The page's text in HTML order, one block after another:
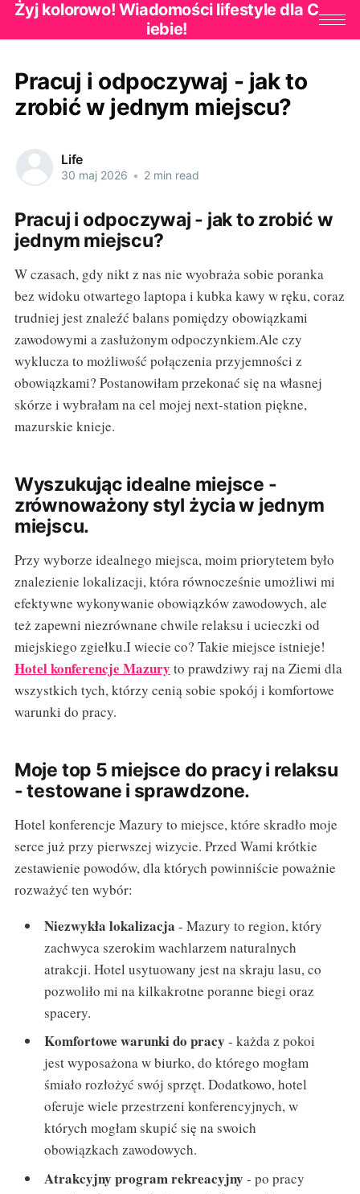
Żyj kolorowo! Wiadomości lifestyle dla C
iebie!
Pracuj i odpoczywaj - jak to
zrobić w jednym miejscu?
Life
30 maj 2026 • 2 min read
Pracuj i odpoczywaj - jak to zrobić w
jednym miejscu?
W czasach, gdy nikt z nas nie wyobraża sobie poranka
bez widoku otwartego laptopa i kubka kawy w ręku, coraz
trudniej jest znaleźć balans pomiędzy obowiązkami
zawodowymi a zasłużonym odpoczynkiem.Ale czy
wyklucza to możliwość połączenia przyjemności z
obowiązkami? Postanowiłam przekonać się na własnej
skórze i wybrałam na cel mojej next-station piękne,
mazurskie knieje.
Wyszukując idealne miejsce -
zrównoważony styl życia w jednym
miejscu.
Przy wyborze idealnego miejsca, moim priorytetem było
znalezienie lokalizacji, która równocześnie umożliwi mi
efektywne wykonywanie obowiązków zawodowych, ale
też zapewni niezrównane chwile relaksu i ucieczki od
miejskiego zgiełku.I wiecie co? Takie miejsce istnieje!
Hotel konferencje Mazury to prawdziwy raj na Ziemi dla
wszystkich tych, którzy cenią sobie spokój i komfortowe
warunki do pracy.
Moje top 5 miejsce do pracy i relaksu
- testowane i sprawdzone.
Hotel konferencje Mazury to miejsce, które skradło moje
serce już przy pierwszej wizycie. Przed Wami krótkie
zestawienie powodów, dla których powinniście poważnie
rozważyć ten wybór:
Niezwykła lokalizacja - Mazury to region, który
zachwyca szerokim wachlarzem naturalnych
atrakcji. Hotel usytuowany jest na skraju lasu, co
pozwoliło mi na kilkakrotne poranne biegi oraz
spacery.
Komfortowe warunki do pracy - każda z pokoi
jest wyposażona w biurko, do którego mogłam
śmiało rozłożyć swój sprzęt. Dodatkowo, hotel
oferuje wiele przestrzeni konferencyjnych, w
których mogłam skupić się na swoich
obowiązkach zawodowych.
Atrakcyjny program rekreacyjny - po pracy